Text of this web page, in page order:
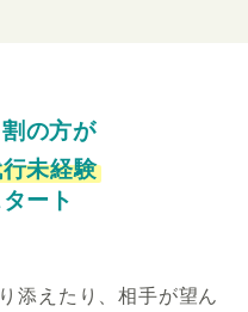
割の方が
未経験
ート
添えたり、相手が望ん